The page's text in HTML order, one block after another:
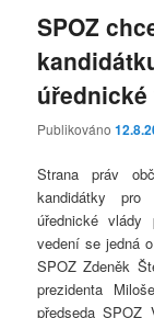
SPOZ
Publikováno
Strana práv
kandidátky
úřednické vlády
vedení se jedná
SPOZ Zdeněk
prezidenta
předseda SPOZ